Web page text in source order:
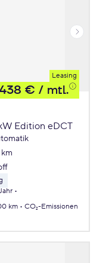
Leasing
438 € / mtl.
Edition eDCT
km
CO₂-Emissionen